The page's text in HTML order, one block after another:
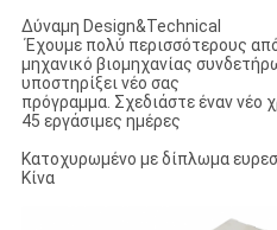
Δύναμη Design&Technical
Έχουμε πολύ περισσότερους
μηχανικό βιομηχανίας
υποστηρίξει νέο σας
πρόγραμμα. Σχεδιάστε έναν νέο
45 εργάσιμες ημέρες
Κατοχυρωμένο με δίπλωμα
Κίνα